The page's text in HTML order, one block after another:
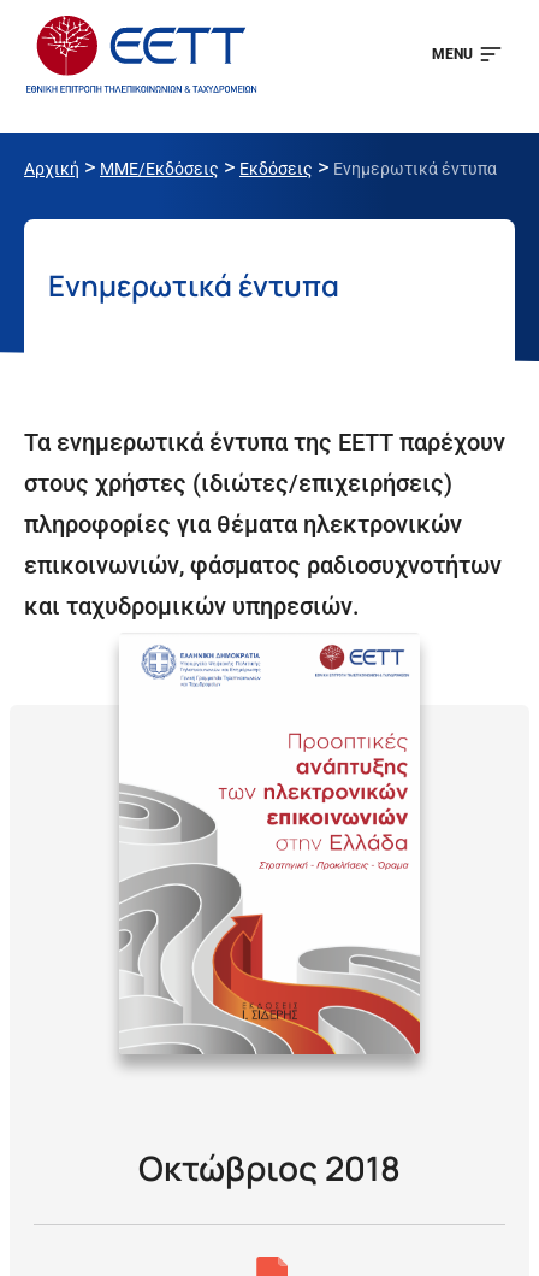
MENU
Αρχική > ΜΜΕ/Εκδόσεις > Εκδόσεις > Ενημερωτικά έντυπα
Ενημερωτικά έντυπα
Τα ενημερωτικά έντυπα της ΕΕΤΤ παρέχουν
στους χρήστες (ιδιώτες/επιχειρήσεις)
πληροφορίες για θέματα ηλεκτρονικών
επικοινωνιών, φάσματος ραδιοσυχνοτήτων
και ταχυδρομικών υπηρεσιών.
Οκτώβριος 2018